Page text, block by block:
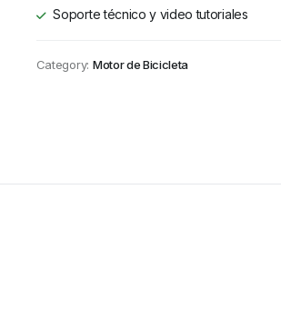
Soporte técnico y video tutoriales
Category: Motor de Bicicleta